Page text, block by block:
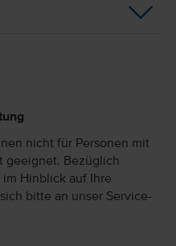
nicht für Personen mit
geeignet. Bezüglich
Hinblick auf Ihre
bitte an unser Service-